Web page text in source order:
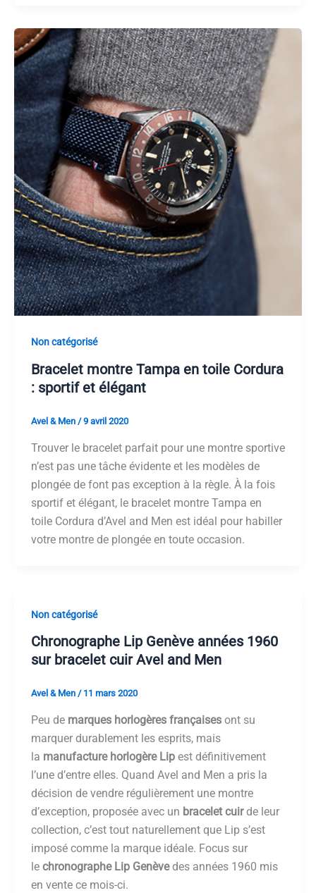
Non catégorisé
Bracelet montre Tampa en toile Cordura
: sportif et élégant
Avel & Men /9 avril 2020
Trouver le bracelet parfait pour une montre sportive
n’est pas une tâche évidente et les modèles de
plongée de font pas exception à la règle. À la fois
sportif et élégant, le bracelet montre Tampa en
toile Cordura d’Avel and Men est idéal pour habiller
votre montre de plongée en toute occasion.
Non catégorisé
Chronographe Lip Genève années 1960
sur bracelet cuir Avel and Men
Avel & Men / 11 mars 2020
Peu de marques horlogères françaises ont su
marquer durablement les esprits, mais
la manufacture horlogère Lip est définitivement
l’une d’entre elles. Quand Avel and Men a pris la
décision de vendre régulièrement une montre
d’exception, proposée avec un bracelet cuirde leur
collection, c’est tout naturellement que Lip s’est
imposé comme la marque idéale. Focus sur
le chronographe Lip Genèvedes années 1960 mis
en vente ce mois-ci.